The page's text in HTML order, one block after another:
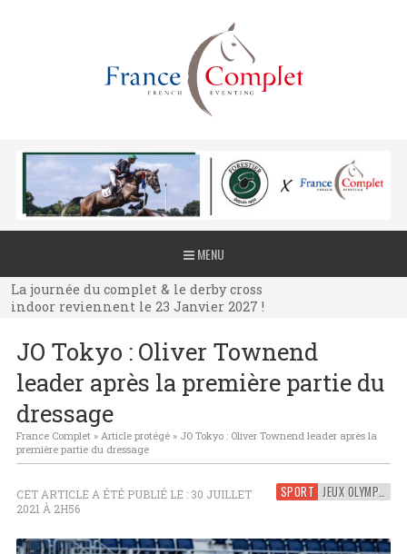
MENU
La journée du complet & le derby cross
indoor reviennent le 23 Janvier 2027 !
La journée du complet & le derby cross
indoor reviennent le 23 Janvier 2027 !
indoor reviennent le 23 Janvier 2027 !
JO Tokyo : Oliver Townend
leader après la première partie du
dressage
France Complet» Article protégé» JO Tokyo : Oliver Townend leader après la
première partie du dressage
SPORT JEUX OLYMPIQUES
CET ARTICLE A ÉTÉ PUBLIÉ LE : 30 JUILLET
2021 À 2H56